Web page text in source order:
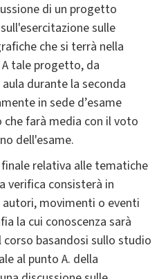
di un progetto
sulle
che si terrà nella
tale progetto, da
durante la seconda
in sede d’esame
farà media con il voto
dell'esame.
relativa alle tematiche
verifica consisterà in
movimenti o eventi
la cui conoscenza sarà
basandosi sullo studio
al punto A. della